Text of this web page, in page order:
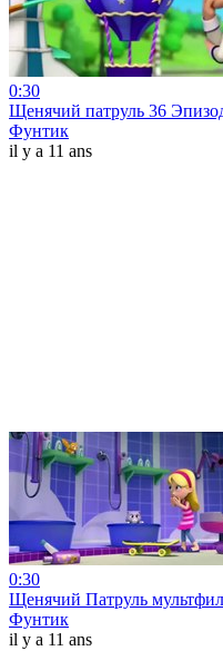
0:30
Щенячий патруль 36
Фунтик
il y a 11 ans
0:30
Щенячий Патруль
Фунтик
il y a 11 ans